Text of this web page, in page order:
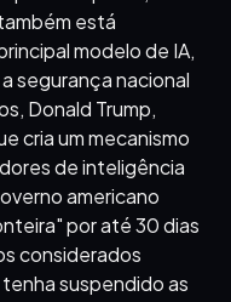
está
modelo de IA,
segurança nacional
Donald Trump,
cria um mecanismo
de inteligência
americano
por até 30 dias
considerados
suspendido as